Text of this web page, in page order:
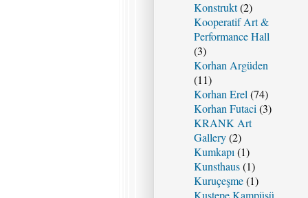
Konstrukt(2)
Kooperatif Art &
Performance Hall
(3)
Korhan Argüden
(11)
Korhan Erel (74)
Korhan Futaci (3)
KRANK Art
Gallery(2)
Kumkapı (1)
Kunsthaus(1)
Kuruçeşme(1)
Kuştepe Kampüsü